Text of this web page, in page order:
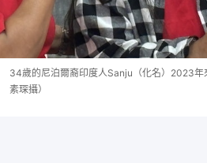
34歲的尼泊爾裔印度人Sanju（化名）2023年
素琛攝）